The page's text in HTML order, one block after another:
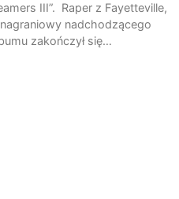
III”. Raper z Fayetteville,
nadchodzącego
zakończył się…